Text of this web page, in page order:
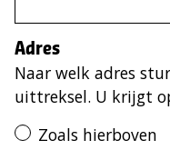
Adres
Naar welk adres
uittreksel. U krijgt
Postadres
Zoals hierboven